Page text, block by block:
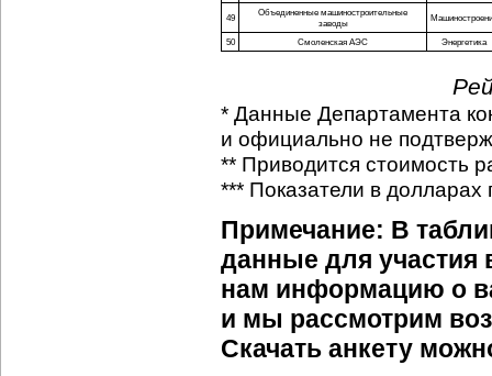
49
Объединенные машиностроительные
заводы
50 Смоленская АЭС Энергетика
* Данные Департамента
и официально не
** Приводится стоимость
*** Показатели в
Примечание: В
данные для участия
нам информацию о
и мы рассмотрим
Скачать анкету